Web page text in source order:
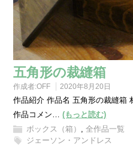
五角形の裁縫箱
作成者:OFF 2020年8月20日
作品紹介 作品名 五角形の裁縫箱
作品コメン…(もっと読む)
ボックス（箱） ,全作品一覧
ジェーソン・アンドレス